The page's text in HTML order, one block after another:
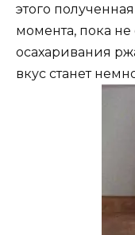
этого
момента, пока
осахаривания
вкус станет